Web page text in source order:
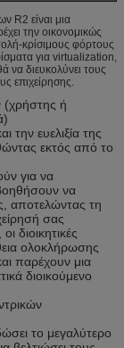
R2 είναι μια
την οικονομικώς
κρίσιμους φόρτους
για virtualization,
να διευκολύνει τους
επιχείρησης.
(χρήστης ή
την ευελιξία της
εκτός από το
για να
να
αποτελώντας τη
σας
διοικητικές
ολοκλήρωσης
παρέχουν μια
διοικούμενο
το μεγαλύτερο